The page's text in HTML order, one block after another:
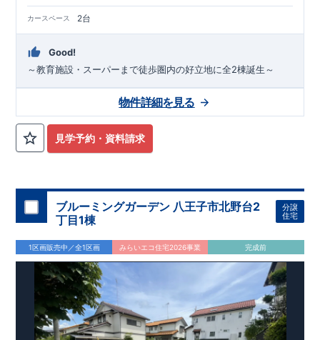
カースペース 2台
Good!
～教育施設・スーパーまで徒歩圏内の好立地に全2棟誕生～
見学予約・資料請求
物件詳細を見る
ブルーミングガーデン 八王子市北野台2
丁目1棟
分譲
住宅
1区画販売中／全1区画 みらいエコ住宅2026事業 完成前